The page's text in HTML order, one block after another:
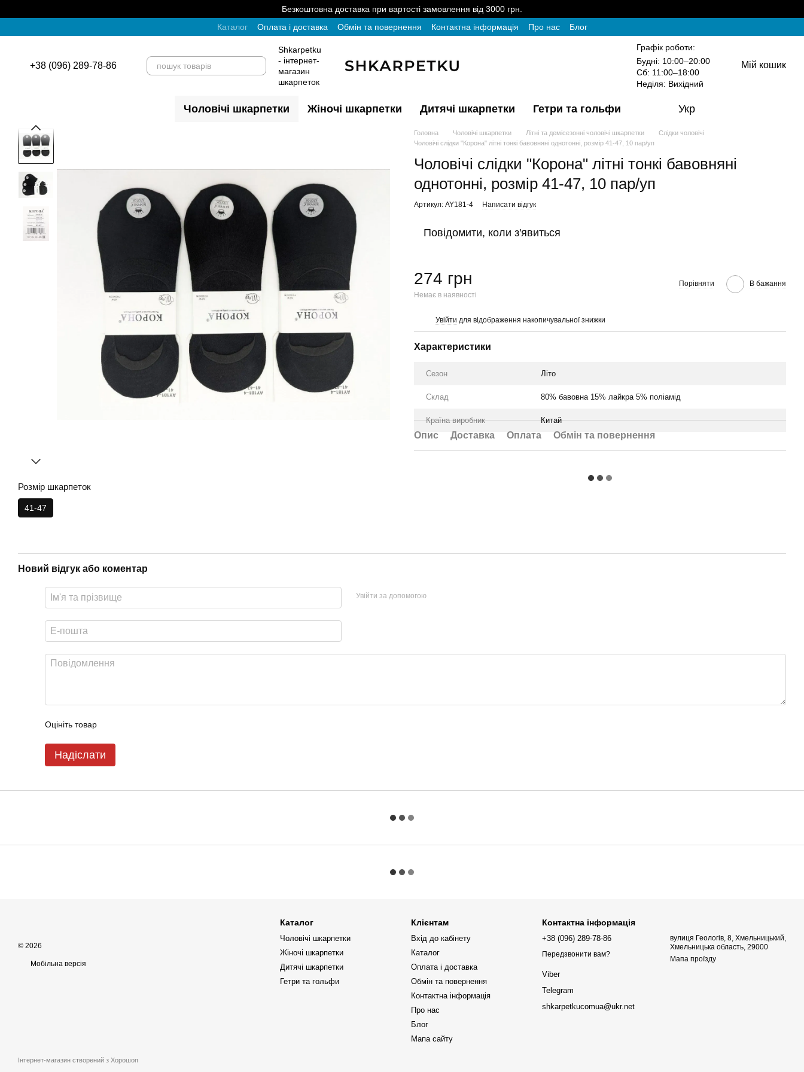
Безкоштовна доставка при вартості замовлення від 3000 грн.
Каталог
Оплата і доставка Обмін та повернення Контактна інформація Про нас Блог
+38 (096) 289-78-86
Shkarpetku
- інтернет-
магазин
шкарпеток
Графік роботи:
Будні: 10:00–20:00
Сб: 11:00–18:00
Неділя: Вихідний
Мій кошик
Чоловічі шкарпетки Жіночі шкарпетки Дитячі шкарпетки Гетри та гольфи Укр
Розмір шкарпеток
41-47
Головна Чоловічі шкарпетки Літні та демісезонні чоловічі шкарпетки
Слідки чоловічі
Чоловічі слідки "Корона" літні тонкі бавовняні однотонні, розмір 41-47, 10 пар/уп
Чоловічі слідки "Корона" літні тонкі бавовняні
однотонні, розмір 41-47, 10 пар/уп
Артикул: AY181-4 Написати відгук
Повідомити, коли з'явиться
274 грн
Немає в наявності
Порівняти В бажання
Увійти для відображення накопичувальної знижки
Характеристики
Сезон Літо
Склад 80% бавовна 15% лайкра 5% поліамід
Країна виробник Китай
Опис Доставка Оплата Обмін та повернення
Новий відгук або коментар
Увійти за допомогою
Оцініть товар
Надіслати
© 2026
Мобільна версія
Інтернет-магазин створений з Хорошоп
Каталог
Чоловічі шкарпетки
Жіночі шкарпетки
Дитячі шкарпетки
Гетри та гольфи
Клієнтам
Вхід до кабінету
Каталог
Оплата і доставка
Обмін та повернення
Контактна інформація
Про нас
Блог
Мапа сайту
Контактна інформація
+38 (096) 289-78-86
Передзвонити вам?
Viber
Telegram
shkarpetkucomua@ukr.net
вулиця Геологів, 8, Хмельницький,
Хмельницька область, 29000
Мапа проїзду